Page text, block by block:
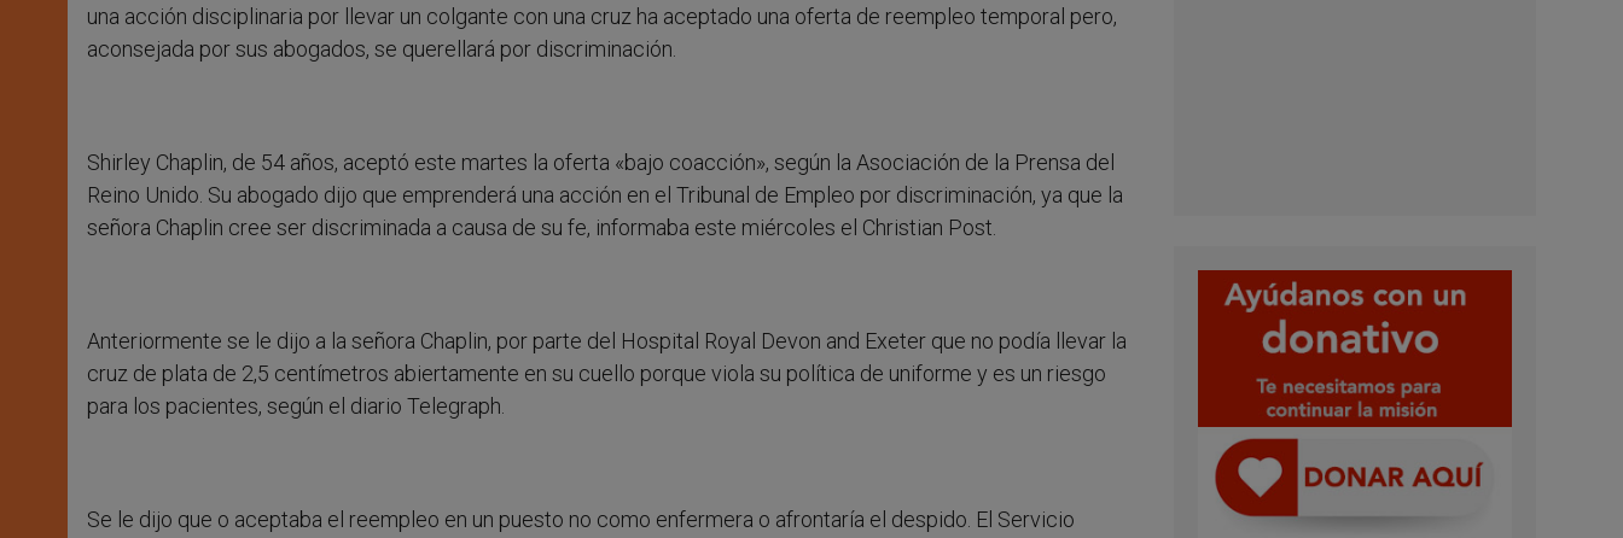
una acción disciplinaria por llevar un colgante con una cruz ha aceptado una oferta de reempleo temporal pero,
aconsejada por sus abogados, se querellará por discriminación.
Shirley Chaplin, de 54 años, aceptó este martes la oferta «bajo coacción», según la Asociación de la Prensa del
Reino Unido. Su abogado dijo que emprenderá una acción en el Tribunal de Empleo por discriminación, ya que la
señora Chaplin cree ser discriminada a causa de su fe, informaba este miércoles el Christian Post.
Anteriormente se le dijo a la señora Chaplin, por parte del Hospital Royal Devon and Exeter que no podía llevar la
cruz de plata de 2,5 centímetros abiertamente en su cuello porque viola su política de uniforme y es un riesgo
para los pacientes, según el diario Telegraph.
Se le dijo que o aceptaba el reempleo en un puesto no como enfermera o afrontaría el despido. El Servicio